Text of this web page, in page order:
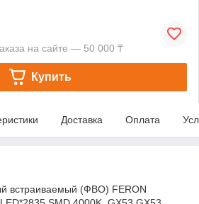
на сайте — 50 000 ₸
Купить
Доставка Оплата
встраиваемый (ФВО) FERON